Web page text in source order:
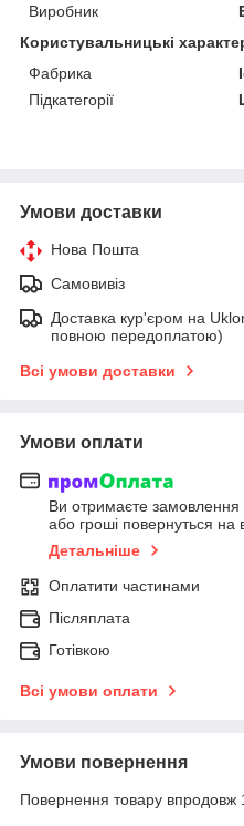
Виробник
Користувальницькі
Фабрика
Підкатегорії
Умови доставки
Нова Пошта
Самовивіз
Доставка кур'єром на
повною передоплатою)
Всі умови доставки
Умови оплати
Ви отримаєте замовлення
або гроші повернуться на
Детальніше
Оплатити частинами
Післяплата
Готівкою
Всі умови оплати
Умови повернення
Повернення товару впродовж